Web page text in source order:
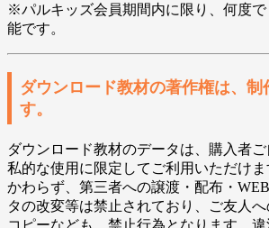
※パルキッズ会員期間内に限り、何度
能です。
ダウンロード教材の著作権は、制
す。
ダウンロード教材のデータは、購入者
私的な使用に限定してご利用いただけ
かわらず、第三者への譲渡・配布・
タの改変等は禁止されており、ご友人